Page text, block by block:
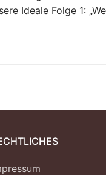
Ideale Folge 1: